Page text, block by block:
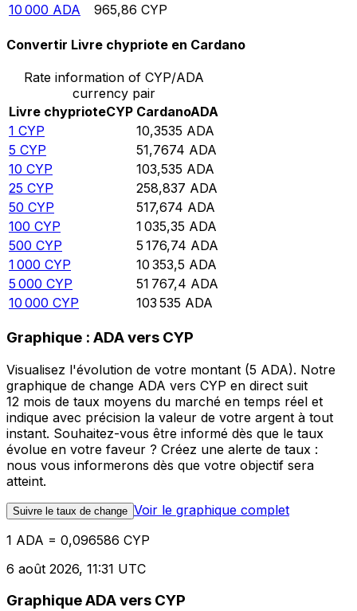
10 000 ADA 965,86 CYP
Convertir Livre chypriote en Cardano
Rate information of CYP/ADA
currency pair
Livre chyprioteCYP CardanoADA
1 CYP 10,3535 ADA
5 CYP 51,7674 ADA
10 CYP 103,535 ADA
25 CYP 258,837 ADA
50 CYP 517,674 ADA
100 CYP 1 035,35 ADA
500 CYP 5 176,74 ADA
1 000 CYP 10 353,5 ADA
5 000 CYP 51 767,4 ADA
10 000 CYP 103 535 ADA
Graphique : ADA vers CYP
Visualisez l'évolution de votre montant (5 ADA). Notre
graphique de change ADA vers CYP en direct suit
12 mois de taux moyens du marché en temps réel et
indique avec précision la valeur de votre argent à tout
instant. Souhaitez-vous être informé dès que le taux
évolue en votre faveur ? Créez une alerte de taux :
nous vous informerons dès que votre objectif sera
atteint.
Suivre le taux de change Voir le graphique complet
1 ADA = 0,096586 CYP
6 août 2026, 11:31 UTC
Graphique ADA vers CYP